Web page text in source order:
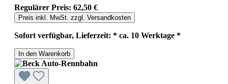
Regulärer Preis: 62,50 €
Preis inkl. MwSt. zzgl. Versandkosten
Sofort verfügbar, Lieferzeit: * ca. 10 Werktage *
In den Warenkorb